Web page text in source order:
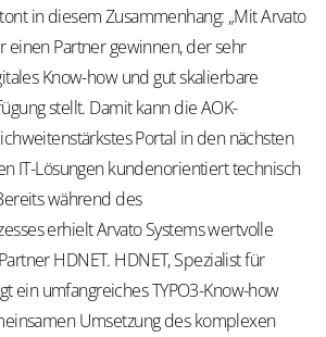
in diesem Zusammenhang: „Mit Arvato
einen Partner gewinnen, der sehr
Know-how und gut skalierbare
stellt. Damit kann die AOK-
Portal in den nächsten
IT-Lösungen kundenorientiert technisch
während des
erhielt Arvato Systems wertvolle
HDNET. HDNET, Spezialist für
ein umfangreiches TYPO3-Know-how
Umsetzung des komplexen